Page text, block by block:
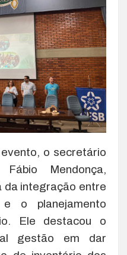
o secretário
Mendonça,
da integração entre
o planejamento
Ele destacou o
gestão em dar